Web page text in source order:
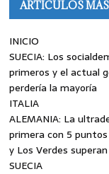
ARTÍCULOS
INICIO
SUECIA: Los
primeros y el actual
perdería la mayoría
ITALIA
ALEMANIA: La
primera con 5
y Los Verdes
SUECIA